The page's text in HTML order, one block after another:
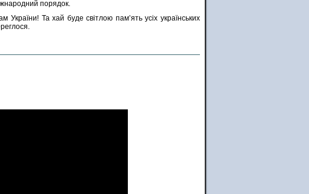
порядок.
Та хай буде світлою пам’ять усіх українських